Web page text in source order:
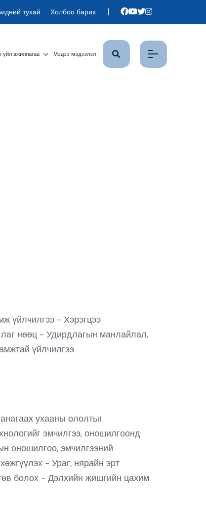
тухай
Холбоо барих
үйл ажиллагаа Мэдээ мэдээлэл
үйлчилгээ - Хэрэгцээ
нөөц - Удирдлагын манлайлал,
үйлчилгээ
ухааны ололтыг
эмчилгээ, оношилгоонд
оношилгоо, эмчилгээний
- Ураг, нярайн эрт
болох - Дэлхийн жишгийн цахим